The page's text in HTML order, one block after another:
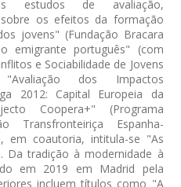
estudos de avaliação,
os efeitos da formação
jovens" (Fundação Bracara
emigrante português" (com
e Sociabilidade de Jovens
"Avaliação dos Impactos
2012: Capital Europeia da
Coopera+" (Programa
Transfronteiriça Espanha-
em coautoria, intitula-se "As
Da tradição à modernidade à
em 2019 em Madrid pela
incluem títulos como "A